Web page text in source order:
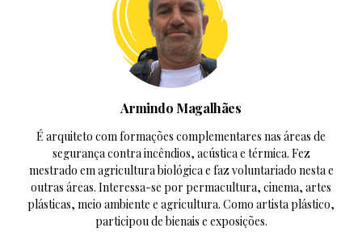
Armindo Magalhães
É arquiteto com formações complementares nas áreas de
segurança contra incêndios, acústica e térmica. Fez
mestrado em agricultura biológica e faz voluntariado nesta e
outras áreas. Interessa-se por permacultura, cinema, artes
plásticas, meio ambiente e agricultura. Como artista plástico,
participou de bienais e exposições.